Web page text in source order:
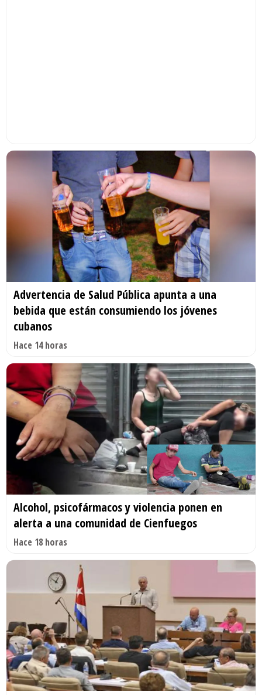
Advertencia de Salud Pública apunta a una
bebida que están consumiendo los jóvenes
cubanos
Hace 14 horas
Alcohol, psicofármacos y violencia ponen en
alerta a una comunidad de Cienfuegos
Hace 18 horas